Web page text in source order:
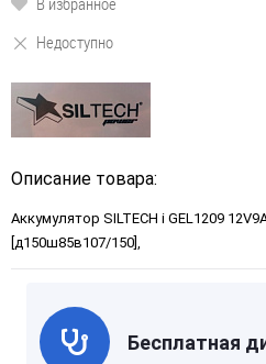
Недоступно
Описание товара:
Аккумулятор SILTECH i GEL1209
[д150ш85в107/150],
Бесплатная